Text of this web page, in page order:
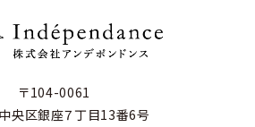
〒104-0061
央区銀座７丁目13番6号